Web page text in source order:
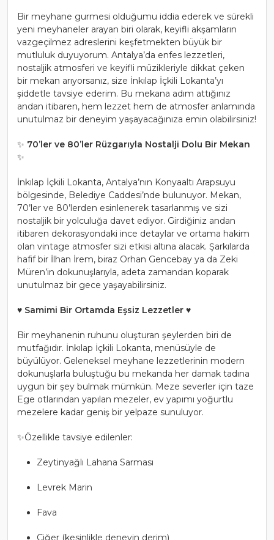
Bir meyhane gurmesi olduğumu iddia ederek ve sürekli
yeni meyhaneler arayan biri olarak, keyifli akşamların
vazgeçilmez adreslerini keşfetmekten büyük bir
mutluluk duyuyorum. Antalya’da enfes lezzetleri,
nostaljik atmosferi ve keyifli müzikleriyle dikkat çeken
bir mekan arıyorsanız, size İnkılap İçkili Lokanta’yı
şiddetle tavsiye ederim. Bu mekana adım attığınız
andan itibaren, hem lezzet hem de atmosfer anlamında
unutulmaz bir deneyim yaşayacağınıza emin olabilirsiniz!
✨ 70’ler ve 80’ler Rüzgarıyla Nostalji Dolu Bir Mekan
✨
İnkılap İçkili Lokanta, Antalya’nın Konyaaltı Arapsuyu
bölgesinde, Belediye Caddesi’nde bulunuyor. Mekan,
70’ler ve 80’lerden esinlenerek tasarlanmış ve sizi
nostaljik bir yolculuğa davet ediyor. Girdiğiniz andan
itibaren dekorasyondaki ince detaylar ve ortama hakim
olan vintage atmosfer sizi etkisi altına alacak. Şarkılarda
hafif bir İlhan İrem, biraz Orhan Gencebay ya da Zeki
Müren’in dokunuşlarıyla, adeta zamandan koparak
unutulmaz bir gece yaşayabilirsiniz.
♥ Samimi Bir Ortamda Eşsiz Lezzetler ♥
Bir meyhanenin ruhunu oluşturan şeylerden biri de
mutfağıdır. İnkılap İçkili Lokanta, menüsüyle de
büyülüyor. Geleneksel meyhane lezzetlerinin modern
dokunuşlarla buluştuğu bu mekanda her damak tadına
uygun bir şey bulmak mümkün. Meze severler için taze
Ege otlarından yapılan mezeler, ev yapımı yoğurtlu
mezelere kadar geniş bir yelpaze sunuluyor.
✨Özellikle tavsiye edilenler:
Zeytinyağlı Lahana Sarması
Levrek Marin
Fava
Ciğer (kesinlikle deneyin derim)